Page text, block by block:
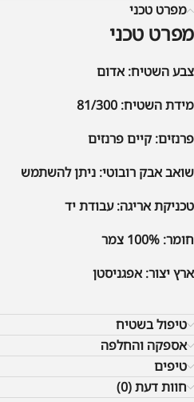
מפרט טכני
מפרט טכני
צבע השטיח: אדום
מידת השטיח: 81/300
פרנזים: קיים פרנזים
שואב אבק רובוטי: ניתן להשתמש
טכניקת אריגה: עבודת יד
חומר: 100% צמר
ארץ יצור: אפגניסטן
טיפול בשטיח
אספקה והחלפה
טיפים
חוות דעת (0)